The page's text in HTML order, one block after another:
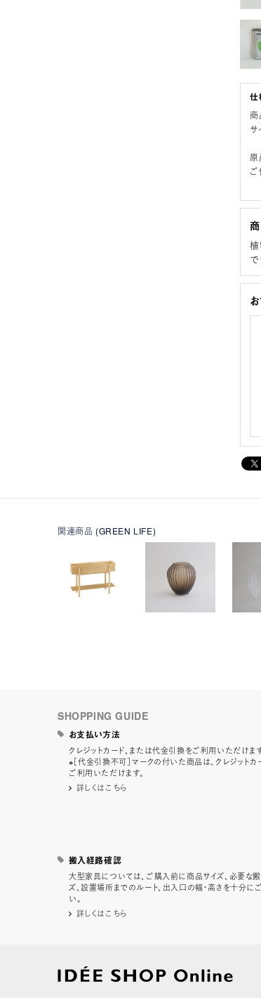
商
サ
原
ご
植
で
関連商品 (GREEN LIFE)
SHOPPING GUIDE
お支払い方法
クレジットカード、または代金引換をご利用いただけま
※［代金引換不可］マークの付いた商品は、クレジット
ご利用いただけます。
詳しくはこちら
搬入経路確認
大型家具については、ご購入前に商品サイズ、必要な
ズ、設置場所までのルート、出入口の幅・高さを十分に
い。
詳しくはこちら